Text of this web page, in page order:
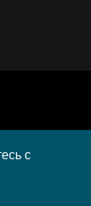
с